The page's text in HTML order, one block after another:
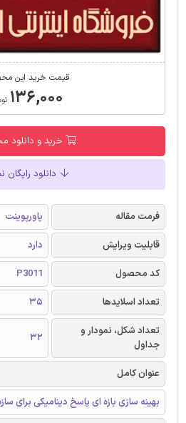
قیمت خرید این
۱۳۶,۰۰۰
خرید و دانلود
دانلود رایگان
فرمت مقاله
پاورپوینت
قابلیت ویرایش
دارد
کد محصول
P3011
تعداد اسلایدها
35
تعداد شکل، نمودار و
جداول
32
عنوان کامل
بهینه سازی بازه ای پاسخ دینامیکی برای